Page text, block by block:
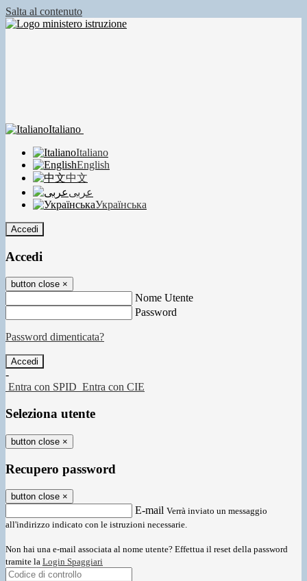
Salta al contenuto
Italiano
Italiano
English
中文
عربى
Українська
Accedi
Accedi
button close ×
Nome Utente
Password
Password dimenticata?
-
Entra con SPID Entra con CIE
Seleziona utente
button close ×
Recupero password
button close ×
E-mail Verrà inviato un messaggio
all'indirizzo indicato con le istruzioni necessarie.
Non hai una e-mail associata al nome utente? Effettua il reset della password
tramite la Login Spaggiari